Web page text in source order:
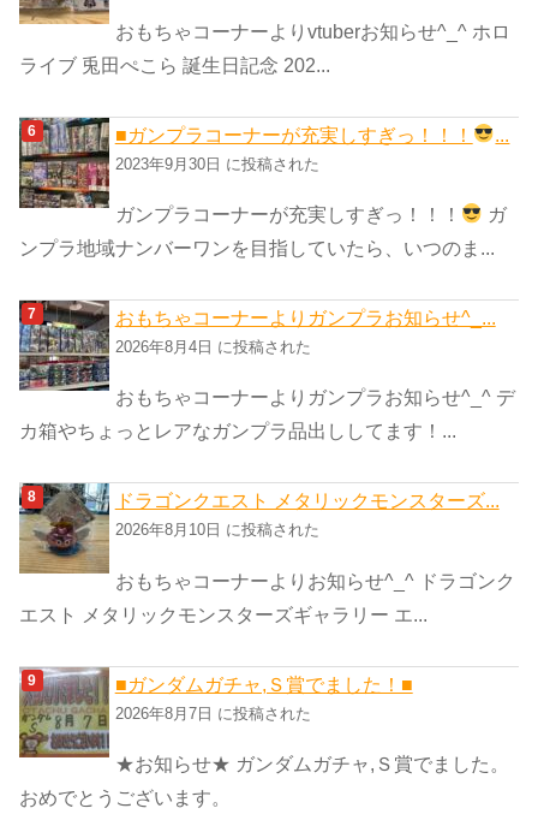
おもちゃコーナーよりvtuberお知らせ^_^ ホロ
ライブ 兎田ぺこら 誕生日記念 202...
■ガンプラコーナーが充実しすぎっ！！！ ...
2023年9月30日 に投稿された
ガンプラコーナーが充実しすぎっ！！！
ガ
ンプラ地域ナンバーワンを目指していたら、いつのま...
おもちゃコーナーよりガンプラお知らせ^_...
2026年8月4日 に投稿された
おもちゃコーナーよりガンプラお知らせ^_^ デ
カ箱やちょっとレアなガンプラ品出ししてます！...
ドラゴンクエスト メタリックモンスターズ...
2026年8月10日 に投稿された
おもちゃコーナーよりお知らせ^_^ ドラゴンク
エスト メタリックモンスターズギャラリー エ...
■ガンダムガチャ,Ｓ賞でました！■
2026年8月7日 に投稿された
★お知らせ★ ガンダムガチャ,Ｓ賞でました。
おめでとうございます。